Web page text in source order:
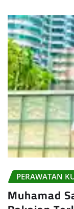
PERAWATAN
Muhamad